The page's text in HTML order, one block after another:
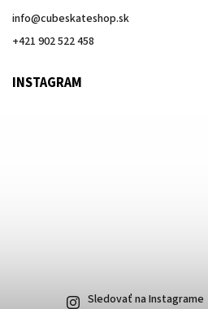
info@cubeskateshop.sk
+421 902 522 458
INSTAGRAM
Sledovať na Instagrame